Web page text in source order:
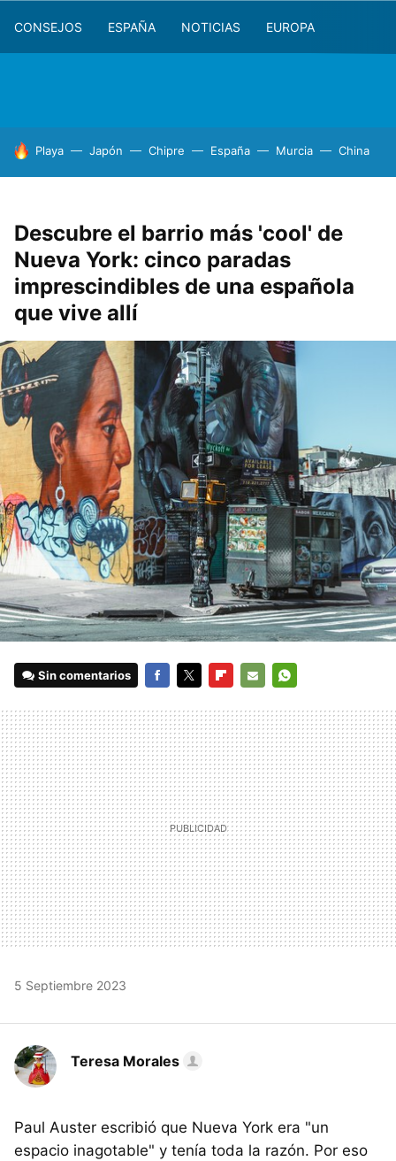
CONSEJOS ESPAÑA NOTICIAS EUROPA
HOY SE HABLA DE
Playa Japón Chipre España Murcia China
Descubre el barrio más 'cool' de
Nueva York: cinco paradas
imprescindibles de una española
que vive allí
Sin comentarios
MAIL
5 Septiembre 2023
Teresa Morales
Paul Auster escribió que Nueva York era "un
espacio inagotable" y tenía toda la razón. Por eso